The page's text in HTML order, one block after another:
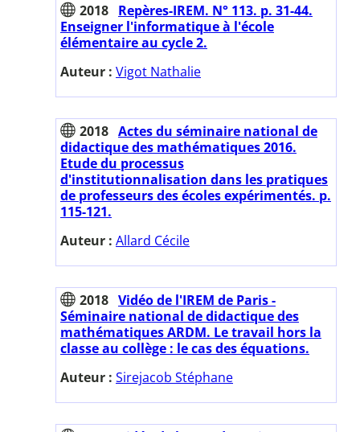
2018 Repères-IREM. N° 113. p. 31-44.
Enseigner l'informatique à l'école
élémentaire au cycle 2.
Auteur : Vigot Nathalie
2018 Actes du séminaire national de
didactique des mathématiques 2016.
Etude du processus
d'institutionnalisation dans les pratiques
de professeurs des écoles expérimentés. p.
115-121.
Auteur : Allard Cécile
2018 Vidéo de l'IREM de Paris -
Séminaire national de didactique des
mathématiques ARDM. Le travail hors la
classe au collège : le cas des équations.
Auteur : Sirejacob Stéphane